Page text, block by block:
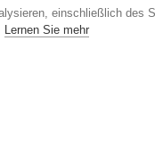
einschließlich des
Lernen Sie mehr